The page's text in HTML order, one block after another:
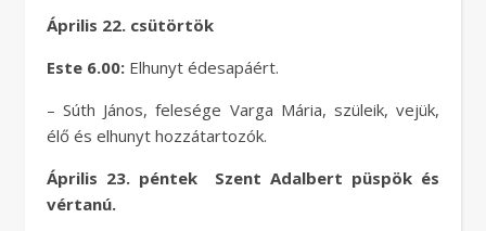
Április 22. csütörtök
Este 6.00: Elhunyt édesapáért.
– Súth János, felesége Varga Mária, szüleik, vejük,
élő és elhunyt hozzátartozók.
Április 23. péntek Szent Adalbert püspök és
vértanú.